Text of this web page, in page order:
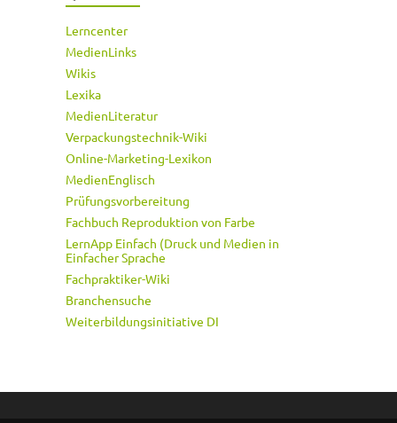
Lerncenter
MedienLinks
Wikis
Lexika
MedienLiteratur
Verpackungstechnik-Wiki
Online-Marketing-Lexikon
MedienEnglisch
Prüfungsvorbereitung
Fachbuch Reproduktion von Farbe
LernApp Einfach (Druck und Medien in
Einfacher Sprache
Fachpraktiker-Wiki
Branchensuche
Weiterbildungsinitiative DI